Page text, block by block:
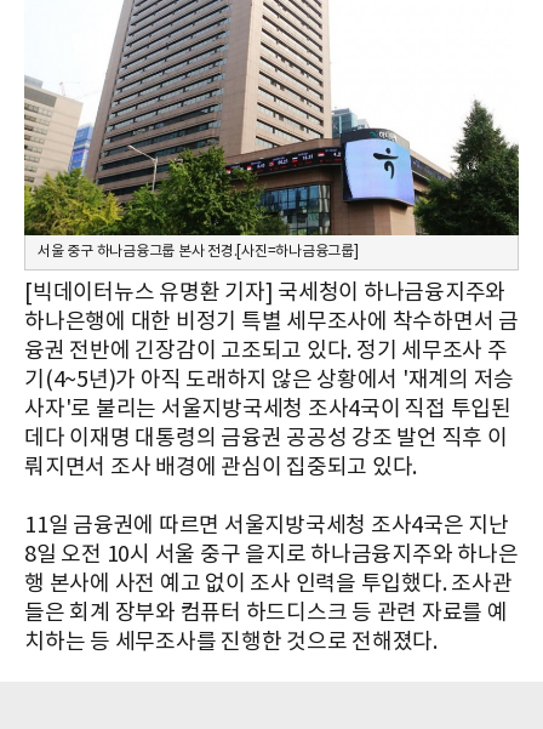
서울 중구 하나금융그룹 본사 전경.[사진=하나금융그룹]
[빅데이터뉴스 유명환 기자] 국세청이 하나금융지주와
하나은행에 대한 비정기 특별 세무조사에 착수하면서 금
융권 전반에 긴장감이 고조되고 있다. 정기 세무조사 주
기(4~5년)가 아직 도래하지 않은 상황에서 '재계의 저승
사자'로 불리는 서울지방국세청 조사4국이 직접 투입된
데다 이재명 대통령의 금융권 공공성 강조 발언 직후 이
뤄지면서 조사 배경에 관심이 집중되고 있다.
11일 금융권에 따르면 서울지방국세청 조사4국은 지난
8일 오전 10시 서울 중구 을지로 하나금융지주와 하나은
행 본사에 사전 예고 없이 조사 인력을 투입했다. 조사관
들은 회계 장부와 컴퓨터 하드디스크 등 관련 자료를 예
치하는 등 세무조사를 진행한 것으로 전해졌다.